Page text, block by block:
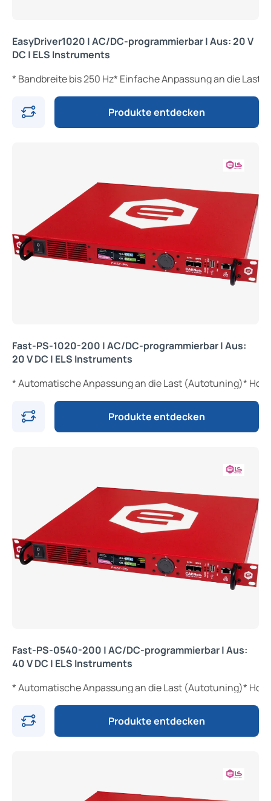
EasyDriver1020 | AC/DC-programmierbar | Aus: 20 V
DC | ELS Instruments
* Bandbreite bis 250 Hz* Einfache Anpassung an die
Produkte entdecken
Fast-PS-1020-200 | AC/DC-programmierbar | Aus:
20 V DC | ELS Instruments
* Automatische Anpassung an die Last (Autotuning)*
Produkte entdecken
Fast-PS-0540-200 | AC/DC-programmierbar | Aus:
40 V DC | ELS Instruments
* Automatische Anpassung an die Last (Autotuning)*
Produkte entdecken